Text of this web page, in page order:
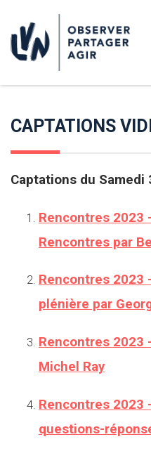
CAPTATIONS
Captations du Samedi
Rencontres 2023
Rencontres par
Rencontres 2023
plénière par
Rencontres 2023
Michel Ray
Rencontres 2023
questions-